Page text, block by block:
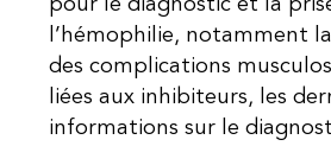
pour le diagnostic et la
l’hémophilie, notamment
des complications
liées aux inhibiteurs, les
informations sur le